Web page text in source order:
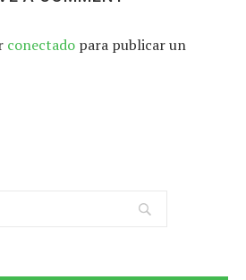
conectado para publicar un